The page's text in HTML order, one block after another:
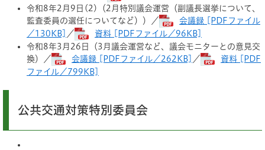
令和8年2月9日(2)（2月特別議会運営（副議長選挙について、
監査委員の選任についてなど））​／
会議録 [PDFファイル
／130KB]
／
資料 [PDFファイル／96KB]
令和8年3月26日（3月議会運営など、議会モニターとの意見交
換）／
会議録 [PDFファイル／262KB] ／
資料 [PDF
ファイル／799KB]
公共交通対策特別委員会